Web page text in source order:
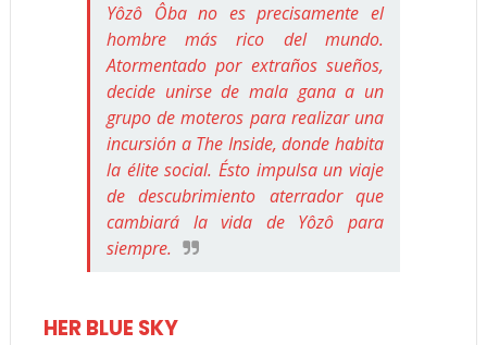
Yôzô Ôba no es precisamente el
hombre más rico del mundo.
Atormentado por extraños sueños,
decide unirse de mala gana a un
grupo de moteros para realizar una
incursión a The Inside, donde habita
la élite social. Ésto impulsa un viaje
de descubrimiento aterrador que
cambiará la vida de Yôzô para
siempre.
HER BLUE SKY